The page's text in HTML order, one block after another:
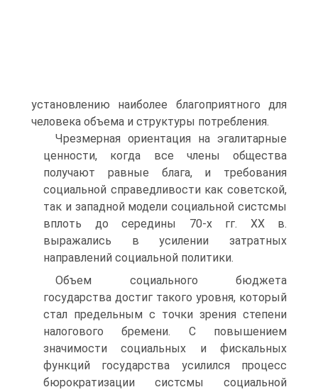
установлению наиболее благоприят­ного для
человека объема и структуры потребления.
Чрезмерная ориентация на эгалитарные
ценности, когда все члены общества
получают равные блага, и требования
социальной справедливости как советской,
так и западной модели социальной систсмы
вплоть до середины 70-х гг. XX в.
выражались в усилении затратных
направлений социальной политики.
Объем социального бюджета
государства достиг такого уровня, который
стал предельным с точки зрения степени
налогового бре­мени. С повышением
значимости социальных и фискальных
функ­ций государства усилился процесс
бюрократизации систсмы соци­альной